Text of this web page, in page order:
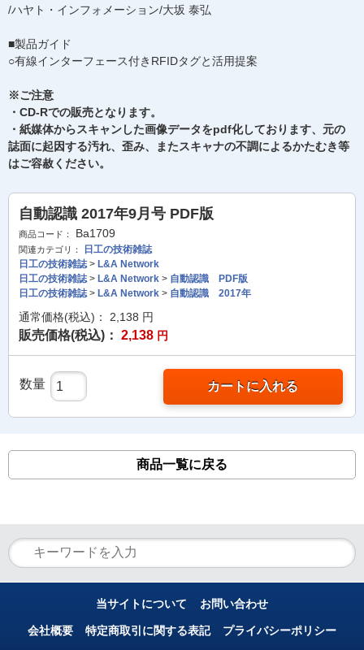
/ハヤト・インフォメーション/大坂 泰弘
■製品ガイド
○有線インターフェース付きRFIDタグと活用提案
※ご注意
・CD-Rでの販売となります。
・紙媒体からスキャンした画像データをpdf化しております、元の
誌面に起因する汚れ、歪み、またスキャナの不調によるかたむき等
はご容赦ください。
自動認識 2017年9月号 PDF版
商品コード： Ba1709
関連カテゴリ：
日工の技術雑誌
日工の技術雑誌> L&A Network
日工の技術雑誌> L&A Network > 自動認識 PDF版
日工の技術雑誌> L&A Network > 自動認識 2017年
通常価格(税込)： 2,138 円
販売価格(税込)： 2,138 円
数量 カートに入れる
商品一覧に戻る
当サイトについて お問い合わせ
会社概要 特定商取引に関する表記 プライバシーポリシー